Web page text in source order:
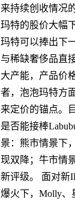
来持续创收情况
玛特的股价大幅
玛特可以捧出下
与稀缺奢侈品直
大产能，产品价
者，泡泡玛特方
来定价的锚点。
是否能接棒
景：熊市情景下
现双降；牛市情
新评级。 面对新
爆火下，Molly、